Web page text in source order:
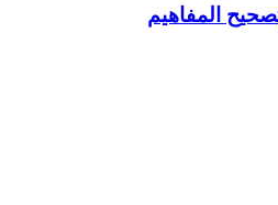
المفاهيم